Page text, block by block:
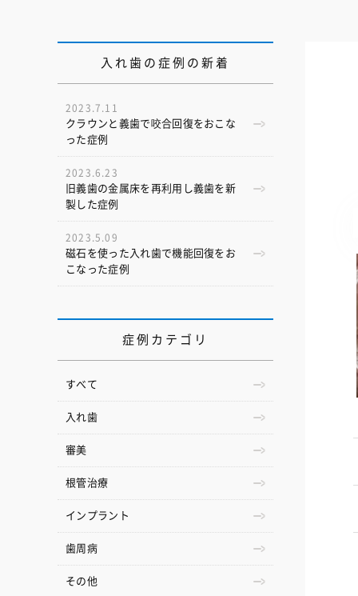
入れ歯の症例の新着
2023.7.11
クラウンと義歯で咬合回復をおこな
った症例
2023.6.23
旧義歯の金属床を再利用し義歯を新
製した症例
2023.5.09
磁石を使った入れ歯で機能回復をお
こなった症例
症例カテゴリ
すべて
入れ歯
審美
根管治療
インプラント
歯周病
その他